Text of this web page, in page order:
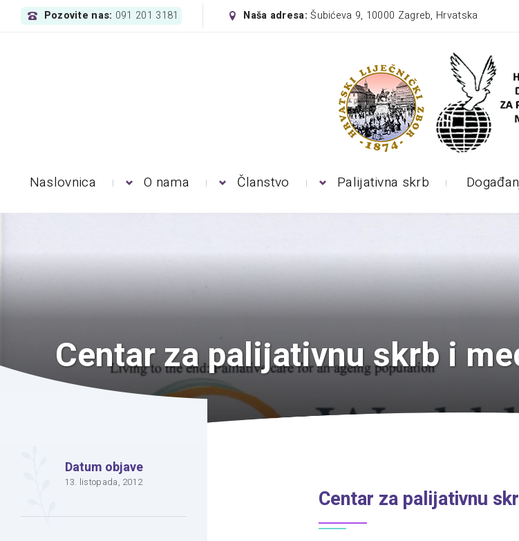
Pozovite nas: 091 201 3181 Naša adresa:Šubićeva 9, 10000 Zagreb, Hrvatska
Naslovnica O nama Članstvo Palijativna skrb
Centar za palijativnu skrb i
Datum objave
13. listopada, 2012
Centar za palijativnu